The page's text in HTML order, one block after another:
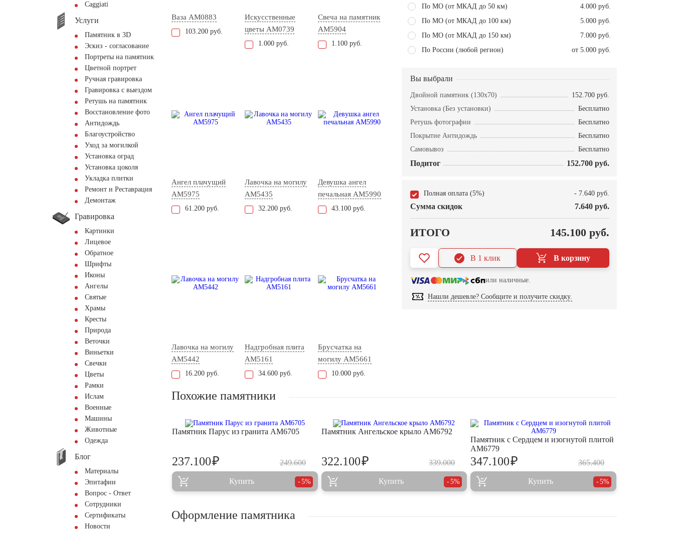
Сaggiati
Услуги
Памятник в 3D
Эскиз - согласование
Портреты на памятник
Цветной портрет
Ручная гравировка
Гравировка с выездом
Ретушь на памятник
Восстановление фото
Антидождь
Благоустройство
Уход за могилкой
Установка оград
Установка цоколя
Укладка плитки
Ремонт и Реставрация
Демонтаж
Гравировка
Картинки
Лицевое
Обратное
Шрифты
Иконы
Ангелы
Святые
Храмы
Кресты
Природа
Веточки
Виньетки
Свечки
Цветы
Рамки
Ислам
Военные
Машины
Животные
Одежда
Блог
Материалы
Эпитафии
Вопрос - Ответ
Сотрудники
Сертификаты
Новости
Ваза AM0883
103.200 руб.
Искусственные
цветы AM0739
1.000 руб.
Свеча на памятник
AM5904
1.100 руб.
Ангел плачущий
AM5975
61.200 руб.
Лавочка на могилу
AM5435
32.200 руб.
Девушка ангел
печальная AM5990
43.100 руб.
Лавочка на могилу
AM5442
16.200 руб.
Надгробная плита
AM5161
34.600 руб.
Брусчатка на
могилу AM5661
10.000 руб.
По МО (от МКАД до 50 км)
4.000 руб.
По МО (от МКАД до 100 км)
5.000 руб.
По МО (от МКАД до 150 км)
7.000 руб.
По России (любой регион)
от 5.000 руб.
Вы выбрали
Двойной памятник (130х70)
152.700 руб.
Установка (Без установки)
Бесплатно
Ретушь фотографии
Бесплатно
Покрытие Антидождь
Бесплатно
Самовывоз
Бесплатно
Подитог 152.700 руб.
Полная оплата (5%) - 7.640 руб.
Сумма скидок 7.640 руб.
ИТОГО 145.100 руб.
В корзину
В 1 клик
или наличные.
Нашли дешевле? Сообщите и получите скидку.
Похожие памятники
Памятник Парус из гранита AM6705
249.600
237.100₽
Купить 5%
Памятник Ангельское крыло AM6792
339.000
322.100₽
Купить 5%
Памятник с Сердцем и изогнутой плитой
AM6779
365.400
347.100₽
Купить 5%
Оформление памятника